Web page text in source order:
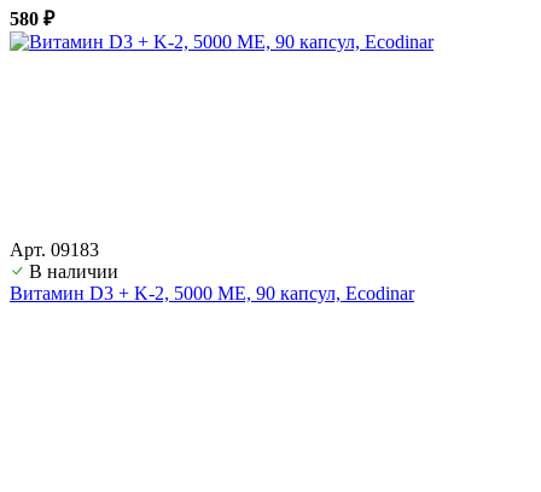
580 ₽
Арт. 09183
В наличии
Витамин D3 + K-2, 5000 ME, 90 капсул, Ecodinar